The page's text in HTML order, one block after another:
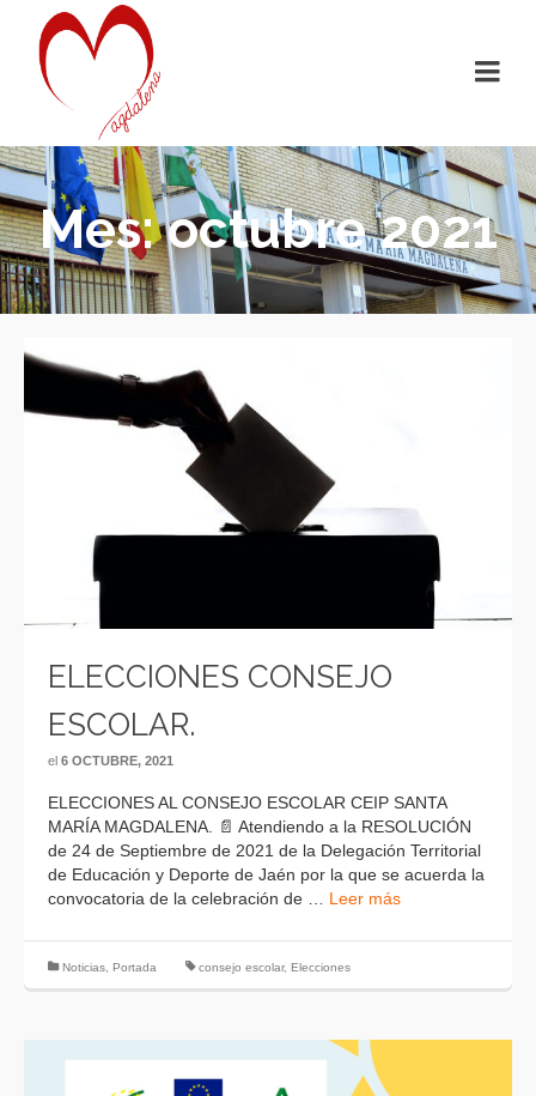
Mes: octubre 2021
ELECCIONES CONSEJO
ESCOLAR.
el 6 OCTUBRE, 2021
ELECCIONES AL CONSEJO ESCOLAR CEIP SANTA
MARÍA MAGDALENA. 📄 Atendiendo a la RESOLUCIÓN
de 24 de Septiembre de 2021 de la Delegación Territorial
de Educación y Deporte de Jaén por la que se acuerda la
convocatoria de la celebración de … Leer más
Noticias, Portada consejo escolar, Elecciones